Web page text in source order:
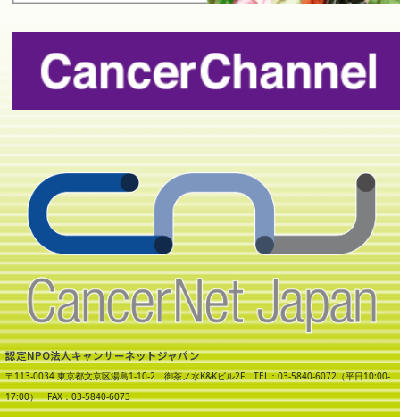
認定NPO法人キャンサーネットジャパン
〒113-0034 東京都文京区湯島1-10-2 御茶ノ水K&Kビル2F TEL：03-5840-6072（平日10:00-
17:00） FAX：03-5840-6073